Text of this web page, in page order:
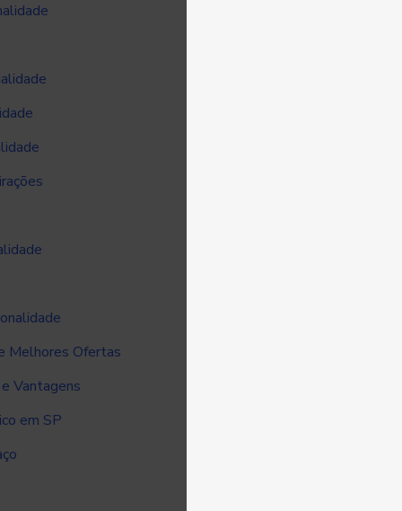
Melhores Ofertas
Vantagens
em SP